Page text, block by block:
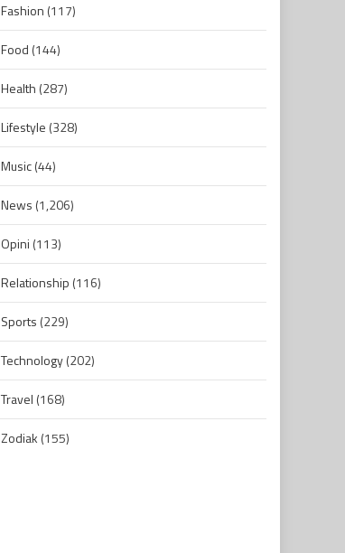
Fashion (117)
Food (144)
Health (287)
Lifestyle (328)
Music(44)
News (1,206)
Opini (113)
Relationship (116)
Sports (229)
Technology(202)
Travel (168)
Zodiak (155)